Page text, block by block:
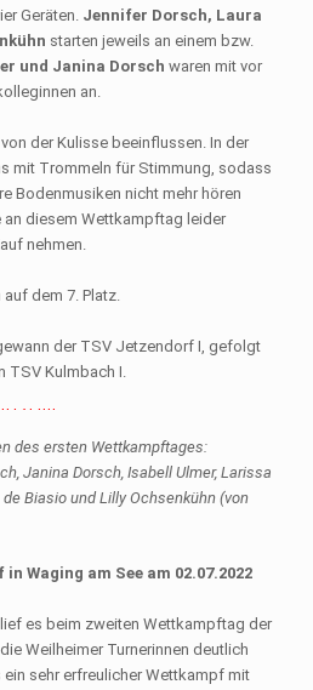
Geräten. Jennifer Dorsch, Laura
starten jeweils an einem bzw.
und Janina Dorsch waren mit vor
an.
der Kulisse beeinflussen. In der
mit Trommeln für Stimmung, sodass
Bodenmusiken nicht mehr hören
an diesem Wettkampftag leider
nehmen.
dem 7. Platz.
der TSV Jetzendorf I, gefolgt
TSV Kulmbach I.
des ersten Wettkampftages:
Janina Dorsch, Isabell Ulmer, Larissa
de Biasio und Lilly Ochsenkühn (von
Waging am See am 02.07.2022
es beim zweiten Wettkampftag der
Weilheimer Turnerinnen deutlich
sehr erfreulicher Wettkampf mit